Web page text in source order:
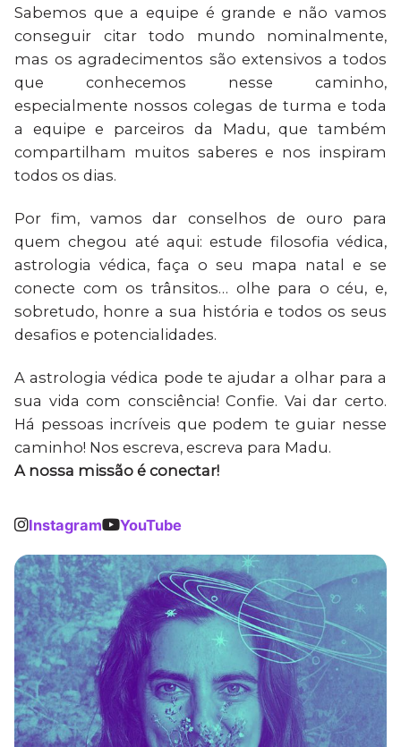
Sabemos que a equipe é grande e não vamos
conseguir citar todo mundo nominalmente,
mas os agradecimentos são extensivos a todos
que conhecemos nesse caminho,
especialmente nossos colegas de turma e toda
a equipe e parceiros da Madu, que também
compartilham muitos saberes e nos inspiram
todos os dias.
Por fim, vamos dar conselhos de ouro para
quem chegou até aqui: estude filosofia védica,
astrologia védica, faça o seu mapa natal e se
conecte com os trânsitos… olhe para o céu, e,
sobretudo, honre a sua história e todos os seus
desafios e potencialidades.
A astrologia védica pode te ajudar a olhar para a
sua vida com consciência! Confie. Vai dar certo.
Há pessoas incríveis que podem te guiar nesse
caminho! Nos escreva, escreva para Madu.
A nossa missão é conectar!
Instagram YouTube